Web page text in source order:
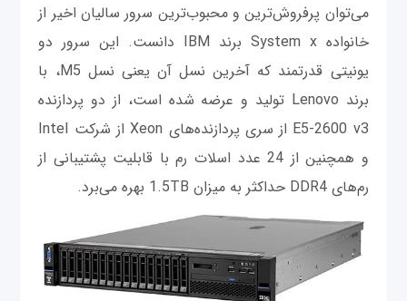
می‌توان پرفروش‌ترین و محبوب‌ترین سرور سالیان اخیر از
خانواده System x برند IBM دانست. این سرور دو
یونیتی قدرتمند که آخرین نسل آن یعنی نسل M5، با
برند Lenovo تولید و عرضه شده است، از دو پردازنده
E5-2600 v3 از سری پردازنده‌های Xeon از شرکت Intel
و همچنین از 24 عدد اسلات رم با قابلیت پشتیبانی از
رم‌های DDR4 حداکثر به میزان 1.5TB بهره می‌برد.